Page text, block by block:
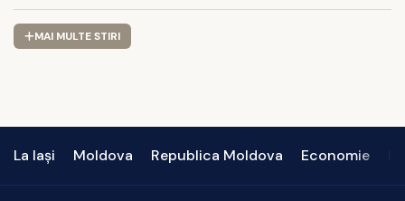
MAI MULTE STIRI
La Iași Moldova Republica Moldova Economie